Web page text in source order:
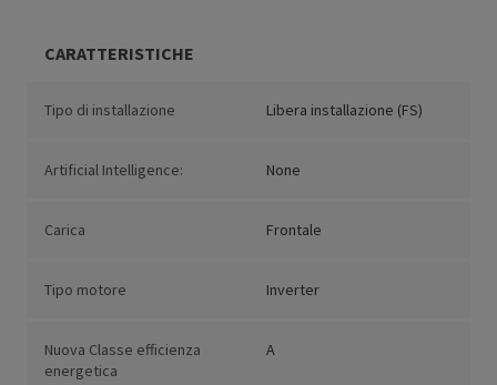
CARATTERISTICHE
Tipo di installazione Libera installazione (FS)
Artificial Intelligence: None
Carica Frontale
Tipo motore Inverter
Nuova Classe efficienza
energetica
A